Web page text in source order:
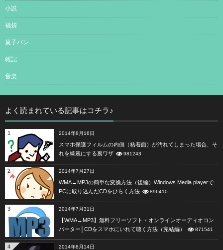
小説
福袋
菓子パン
雑記
音楽
よく読まれている記事はコチラ♪
1 2014年8月16日
スマホ保護フィルムの内側（粘着面）が汚れてしまった場合、そ
れを綺麗にする裏ワザ
981243
2 2014年7月27日
WMA→MP3の簡単な変換方法（後編）Windows Media playerで
PCに取り込んだCDをひらく方法
896410
3 2014年7月31日
【WMA→MP3】無料フリーソフト・オンラインオーディオコン
バーター│CDをスマホにいれて聴く方法（完結編）
871541
4 2014年8月14日